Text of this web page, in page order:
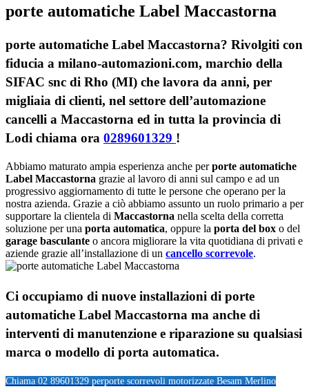
porte automatiche Label Maccastorna
porte automatiche Label Maccastorna? Rivolgiti con
fiducia a milano-automazioni.com, marchio della
SIFAC snc di Rho (MI) che lavora da anni, per
migliaia di clienti, nel settore dell’automazione
cancelli a Maccastorna ed in tutta la provincia di
Lodi chiama ora 0289601329 !
Abbiamo maturato ampia esperienza anche perporte automatiche
Label Maccastorna grazie al lavoro di anni sul campo e ad un
progressivo aggiornamento di tutte le persone che operano per la
nostra azienda. Grazie a ciò abbiamo assunto un ruolo primario a per
supportare la clientela di Maccastorna nella scelta della corretta
soluzione per una porta automatica, oppure la porta del box o del
garage basculante o ancora migliorare la vita quotidiana di privati e
aziende grazie all’installazione di un cancello scorrevole.
Ci occupiamo di nuove installazioni di porte
automatiche Label Maccastorna ma anche di
interventi di manutenzione e riparazione su qualsiasi
marca o modello di porta automatica.
Chiama 02 89601329 perporte scorrevoli motorizzate Besam Merlino